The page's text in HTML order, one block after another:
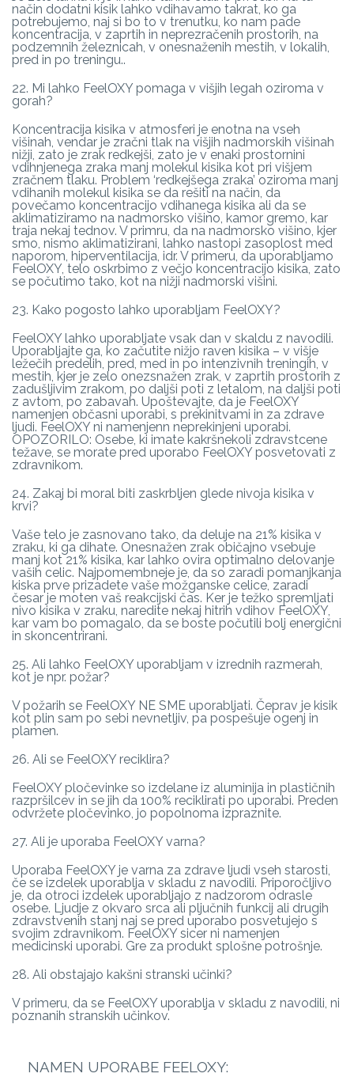
način dodatni kisik lahko vdihavamo takrat, ko ga
potrebujemo, naj si bo to v trenutku, ko nam pade
koncentracija, v zaprtih in neprezračenih prostorih, na
podzemnih železnicah, v onesnaženih mestih, v lokalih,
pred in po treningu..
22. Mi lahko FeelOXY pomaga v višjih legah oziroma v
gorah?
Koncentracija kisika v atmosferi je enotna na vseh
višinah, vendar je zračni tlak na višjih nadmorskih višinah
nižji, zato je zrak redkejši, zato je v enaki prostornini
vdihnjenega zraka manj molekul kisika kot pri višjem
zračnem tlaku. Problem ‘redkejšega zraka’ oziroma manj
vdihanih molekul kisika se da rešiti na način, da
povečamo koncentracijo vdihanega kisika ali da se
aklimatiziramo na nadmorsko višino, kamor gremo, kar
traja nekaj tednov. V primru, da na nadmorsko višino, kjer
smo, nismo aklimatizirani, lahko nastopi zasoplost med
naporom, hiperventilacija, idr. V primeru, da uporabljamo
FeelOXY, telo oskrbimo z večjo koncentracijo kisika, zato
se počutimo tako, kot na nižji nadmorski višini.
23. Kako pogosto lahko uporabljam FeelOXY?
FeelOXY lahko uporabljate vsak dan v skaldu z navodili.
Uporabljajte ga, ko začutite nižjo raven kisika – v višje
ležečih predelih, pred, med in po intenzivnih treningih, v
mestih, kjer je zelo onezsnažen zrak, v zaprtih prostorih z
zadušljivim zrakom, po daljši poti z letalom, na daljši poti
z avtom, po zabavah. Upoštevajte, da je FeelOXY
namenjen občasni uporabi, s prekinitvami in za zdrave
ljudi. FeelOXY ni namenjenn neprekinjeni uporabi.
OPOZORILO: Osebe, ki imate kakršnekoli zdravstcene
težave, se morate pred uporabo FeelOXY posvetovati z
zdravnikom.
24. Zakaj bi moral biti zaskrbljen glede nivoja kisika v
krvi?
Vaše telo je zasnovano tako, da deluje na 21% kisika v
zraku, ki ga dihate. Onesnažen zrak običajno vsebuje
manj kot 21% kisika, kar lahko ovira optimalno delovanje
vaših celic. Najpomembneje je, da so zaradi pomanjkanja
kiska prve prizadete vaše možganske celice, zaradi
česar je moten vaš reakcijski čas. Ker je težko spremljati
nivo kisika v zraku, naredite nekaj hitrih vdihov FeelOXY,
kar vam bo pomagalo, da se boste počutili bolj energični
in skoncentrirani.
25. Ali lahko FeelOXY uporabljam v izrednih razmerah,
kot je npr. požar?
V požarih se FeelOXY NE SME uporabljati. Čeprav je kisik
kot plin sam po sebi nevnetljiv, pa pospešuje ogenj in
plamen.
26. Ali se FeelOXY reciklira?
FeelOXY pločevinke so izdelane iz aluminija in plastičnih
razpršilcev in se jih da 100% reciklirati po uporabi. Preden
odvržete pločevinko, jo popolnoma izpraznite.
27. Ali je uporaba FeelOXY varna?
Uporaba FeelOXY je varna za zdrave ljudi vseh starosti,
če se izdelek uporablja v skladu z navodili. Priporočljivo
je, da otroci izdelek uporabljajo z nadzorom odrasle
osebe. Ljudje z okvaro srca ali pljučnih funkcij ali drugih
zdravstvenih stanj naj se pred uporabo posvetujejo s
svojim zdravnikom. FeelOXY sicer ni namenjen
medicinski uporabi. Gre za produkt splošne potrošnje.
28. Ali obstajajo kakšni stranski učinki?
V primeru, da se FeelOXY uporablja v skladu z navodili, ni
poznanih stranskih učinkov.
NAMEN UPORABE FEELOXY: